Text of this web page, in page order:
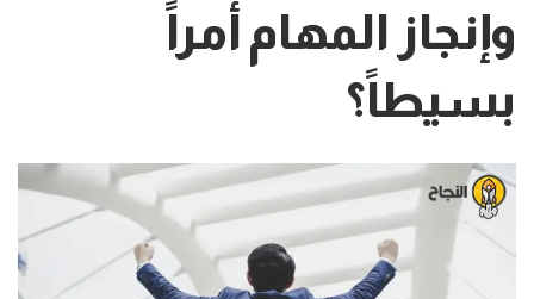
وإنجاز المهام أمراً
بسيطاً؟